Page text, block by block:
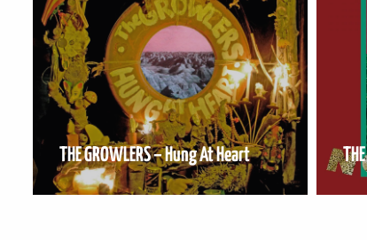
THE GROWLERS – Hung At Heart